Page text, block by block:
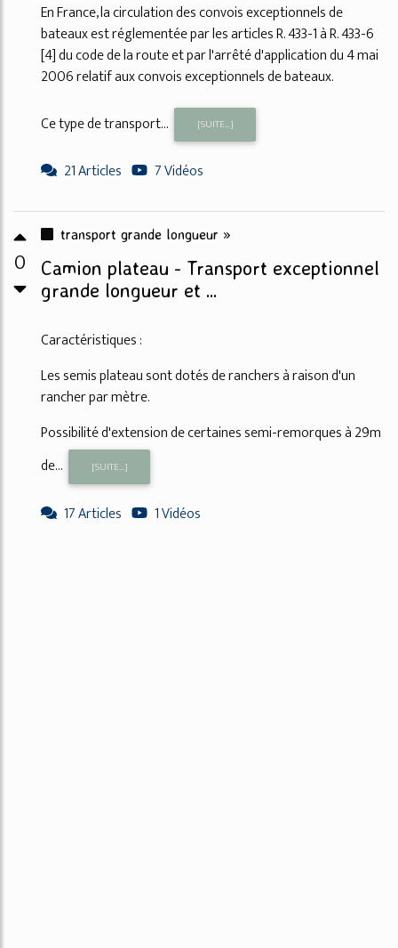
En France, la circulation des convois exceptionnels de
bateaux est réglementée par les articles R. 433-1 à R. 433-6
[4] du code de la route et par l'arrêté d'application du 4 mai
2006 relatif aux convois exceptionnels de bateaux.
Ce type de transport...
[SUITE...]
21 Articles 7 Vidéos
0
transport grande longueur »
Camion plateau - Transport exceptionnel
grande longueur et ...
Caractéristiques :
Les semis plateau sont dotés de ranchers à raison d'un
rancher par mètre.
Possibilité d'extension de certaines semi-remorques à 29m
de...
[SUITE...]
17 Articles 1 Vidéos